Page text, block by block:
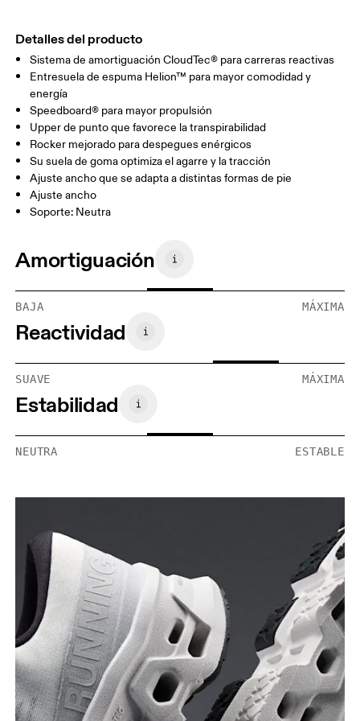
Detalles del producto
Sistema de amortiguación CloudTec® para carreras reactivas
Entresuela de espuma Helion™ para mayor comodidad y
energía
Speedboard® para mayor propulsión
Upper de punto que favorece la transpirabilidad
Rocker mejorado para despegues enérgicos
Su suela de goma optimiza el agarre y la tracción
Ajuste ancho que se adapta a distintas formas de pie
Ajuste ancho
Soporte: Neutra
Amortiguación
BAJA MÁXIMA
Reactividad
SUAVE MÁXIMA
Estabilidad
NEUTRA ESTABLE